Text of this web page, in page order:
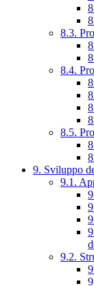
8.3.
8.4.
8.5.
9. Sviluppo
9.1.
9.2.